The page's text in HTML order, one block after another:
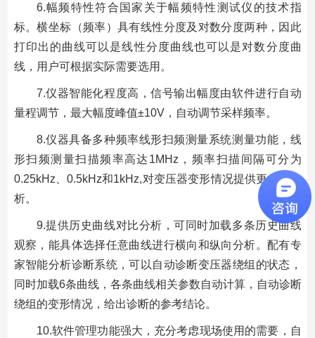
6.幅频特性符合国家关于幅频特性测试仪的技术指
标。横坐标（频率）具有线性分度及对数分度两种，因此
打印出的曲线可以是线性分度曲线也可以是对数分度曲
线，用户可根据实际需要选用。
7.仪器智能化程度高，信号输出幅度由软件进行自动
量程调节，最大幅度峰值±10V，自动调节采样频率。
8.仪器具备多种频率线形扫频测量系统测量功能，线
形扫频测量扫描频率高达1MHz，频率扫描间隔可分为
0.25kHz、0.5kHz和1kHz,对变压器变形情况提供更多的分
析。
9.提供历史曲线对比分析，可同时加载多条历史曲线
观察，能具体选择任意曲线进行横向和纵向分析。配有专
家智能分析诊断系统，可以自动诊断变压器绕组的状态，
同时加载6条曲线，各条曲线相关参数自动计算，自动诊断
绕组的变形情况，给出诊断的参考结论。
10.软件管理功能强大，充分考虑现场使用的需要，自